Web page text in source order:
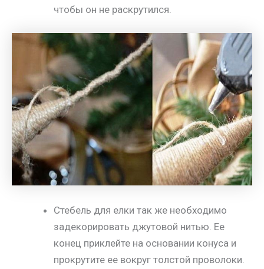
чтобы он не раскрутился.
Стебель для елки так же необходимо
задекорировать джутовой нитью. Ее
конец приклейте на основании конуса и
прокрутите ее вокруг толстой проволоки.